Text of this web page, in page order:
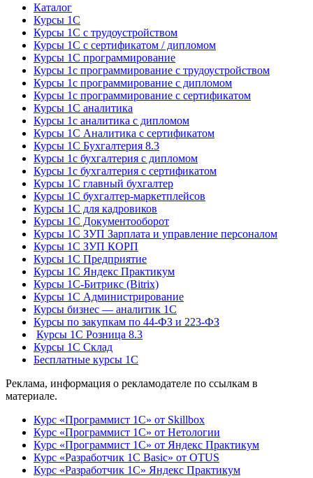
Каталог
Курсы 1С
Курсы 1С с трудоустройством
Курсы 1С с сертификатом / дипломом
Курсы 1С программирование
Курсы 1с программирование с трудоустройством
Курсы 1с программирование с дипломом
Курсы 1с программирование с сертификатом
Курсы 1С аналитика
Курсы 1с аналитика с дипломом
Курсы 1С Аналитика с сертификатом
Курсы 1С Бухгалтерия 8.3
Курсы 1с бухгалтерия с дипломом
Курсы 1с бухгалтерия с сертификатом
Курсы 1С главный бухгалтер
Курсы 1С бухгалтер-маркетплейсов
Курсы 1С для кадровиков
Курсы 1С Документооборот
Курсы 1С ЗУП Зарплата и управление персоналом
Курсы 1С ЗУП КОРП
Курсы 1С Предприятие
Курсы 1С Яндекс Практикум
Курсы 1С-Битрикс (Bitrix)
Курсы 1С Администрирование
Курсы бизнес — аналитик 1С
Курсы по закупкам по 44‑ФЗ и 223‑ФЗ
Курсы 1С Розница 8.3
Курсы 1С Склад
Бесплатные курсы 1С
Реклама, информация о рекламодателе по ссылкам в
материале.
Курс «Программист 1С» от Skillbox
Курс «Программист 1С» от Нетологии
Курс «Программист 1С» от Яндекс Практикум
Курс «Разработчик 1С Basic» от OTUS
Курс «Разработчик 1С» Яндекс Практикум